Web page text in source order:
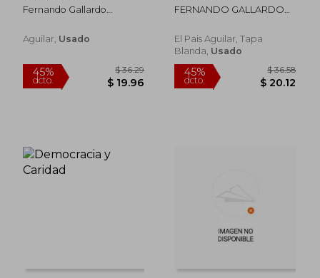
45%
Fernando Gallardo
Aguilar, Usado
FERNANDO GALLARDO
El Pais Aguilar, Tapa
Blanda, Usado